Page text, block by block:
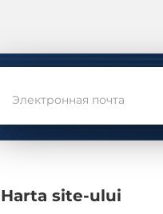
Электронная почта
Harta site-ului